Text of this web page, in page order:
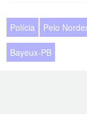
Polícia Pelo
Bayeux-PB